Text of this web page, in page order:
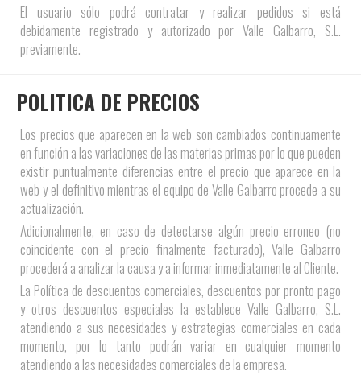
El usuario sólo podrá contratar y realizar pedidos si está
debidamente registrado y autorizado por Valle Galbarro, S.L.
previamente.
POLITICA DE PRECIOS
Los precios que aparecen en la web son cambiados continuamente
en función a las variaciones de las materias primas por lo que pueden
existir puntualmente diferencias entre el precio que aparece en la
web y el definitivo mientras el equipo de Valle Galbarro procede a su
actualización.
Adicionalmente, en caso de detectarse algún precio erroneo (no
coincidente con el precio finalmente facturado), Valle Galbarro
procederá a analizar la causa y a informar inmediatamente al Cliente.
La Política de descuentos comerciales, descuentos por pronto pago
y otros descuentos especiales la establece Valle Galbarro, S.L.
atendiendo a sus necesidades y estrategias comerciales en cada
momento, por lo tanto podrán variar en cualquier momento
atendiendo a las necesidades comerciales de la empresa.